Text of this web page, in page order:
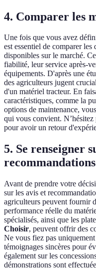
4. Comparer les
Une fois que vous avez
est essentiel de comparer
disponibles sur le marché.
fiabilité, leur service après-
équipements. D'après une
des agriculteurs jugent
d'un matériel tracteur. En
caractéristiques, comme la
options de maintenance,
qui vous convient. N’hésitez
pour avoir un retour
5. Se renseigner
recommandations
Avant de prendre votre
sur les avis et
agriculteurs peuvent fournir
performance réelle du
spécialisés, ainsi que les
Choisir, peuvent offrir des
Ne vous fiez pas
témoignages sincères pour
également sur les
démonstrations sont